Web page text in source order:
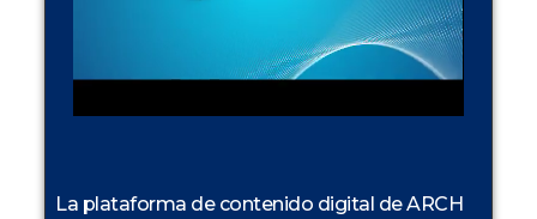
La plataforma de contenido digital de ARCH